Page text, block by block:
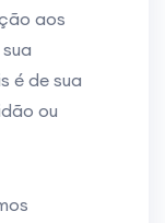
aos
é de sua
ou